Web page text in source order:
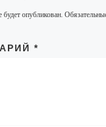
опубликован.
*